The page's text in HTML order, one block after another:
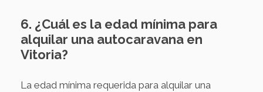
6. ¿Cuál es la edad mínima para
alquilar una autocaravana en
Vitoria?
La edad mínima requerida para alquilar una